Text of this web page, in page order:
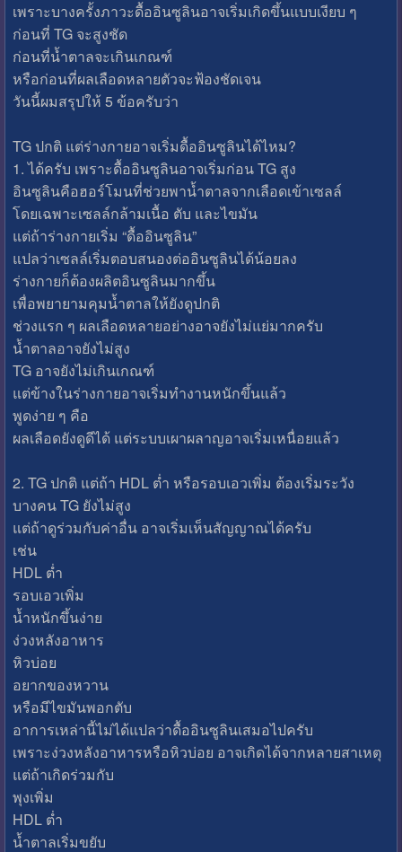
เพราะบางครั้งภาวะดื้ออินซูลินอาจเริ่มเกิดขึ้นแบบเงียบ ๆ
ก่อนที่ TG จะสูงชัด
ก่อนที่น้ำตาลจะเกินเกณฑ์
หรือก่อนที่ผลเลือดหลายตัวจะฟ้องชัดเจน
วันนี้ผมสรุปให้ 5 ข้อครับว่า
TG ปกติ แต่ร่างกายอาจเริ่มดื้ออินซูลินได้ไหม?
1. ได้ครับ เพราะดื้ออินซูลินอาจเริ่มก่อน TG สูง
อินซูลินคือฮอร์โมนที่ช่วยพาน้ำตาลจากเลือดเข้าเซลล์
โดยเฉพาะเซลล์กล้ามเนื้อ ตับ และไขมัน
แต่ถ้าร่างกายเริ่ม “ดื้ออินซูลิน”
แปลว่าเซลล์เริ่มตอบสนองต่ออินซูลินได้น้อยลง
ร่างกายก็ต้องผลิตอินซูลินมากขึ้น
เพื่อพยายามคุมน้ำตาลให้ยังดูปกติ
ช่วงแรก ๆ ผลเลือดหลายอย่างอาจยังไม่แย่มากครับ
น้ำตาลอาจยังไม่สูง
TG อาจยังไม่เกินเกณฑ์
แต่ข้างในร่างกายอาจเริ่มทำงานหนักขึ้นแล้ว
พูดง่าย ๆ คือ
ผลเลือดยังดูดีได้ แต่ระบบเผาผลาญอาจเริ่มเหนื่อยแล้ว
2. TG ปกติ แต่ถ้า HDL ต่ำ หรือรอบเอวเพิ่ม ต้องเริ่มระวัง
บางคน TG ยังไม่สูง
แต่ถ้าดูร่วมกับค่าอื่น อาจเริ่มเห็นสัญญาณได้ครับ
เช่น
HDL ต่ำ
รอบเอวเพิ่ม
น้ำหนักขึ้นง่าย
ง่วงหลังอาหาร
หิวบ่อย
อยากของหวาน
หรือมีไขมันพอกตับ
อาการเหล่านี้ไม่ได้แปลว่าดื้ออินซูลินเสมอไปครับ
เพราะง่วงหลังอาหารหรือหิวบ่อย อาจเกิดได้จากหลายสาเหตุ
แต่ถ้าเกิดร่วมกับ
พุงเพิ่ม
HDL ต่ำ
น้ำตาลเริ่มขยับ